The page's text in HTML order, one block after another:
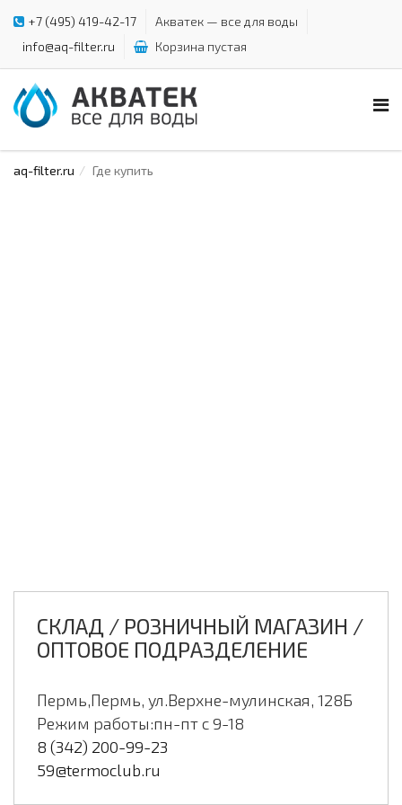
+7 (495) 419-42-17
Акватек — все для воды
info@aq-filter.ru
Корзина пустая
aq-filter.ru Где купить
СКЛАД / РОЗНИЧНЫЙ МАГАЗИН /
ОПТОВОЕ ПОДРАЗДЕЛЕНИЕ
Пермь,Пермь, ул.Верхне-мулинская, 128Б
Режим работы:пн-пт с 9-18
8 (342) 200-99-23
59@termoclub.ru